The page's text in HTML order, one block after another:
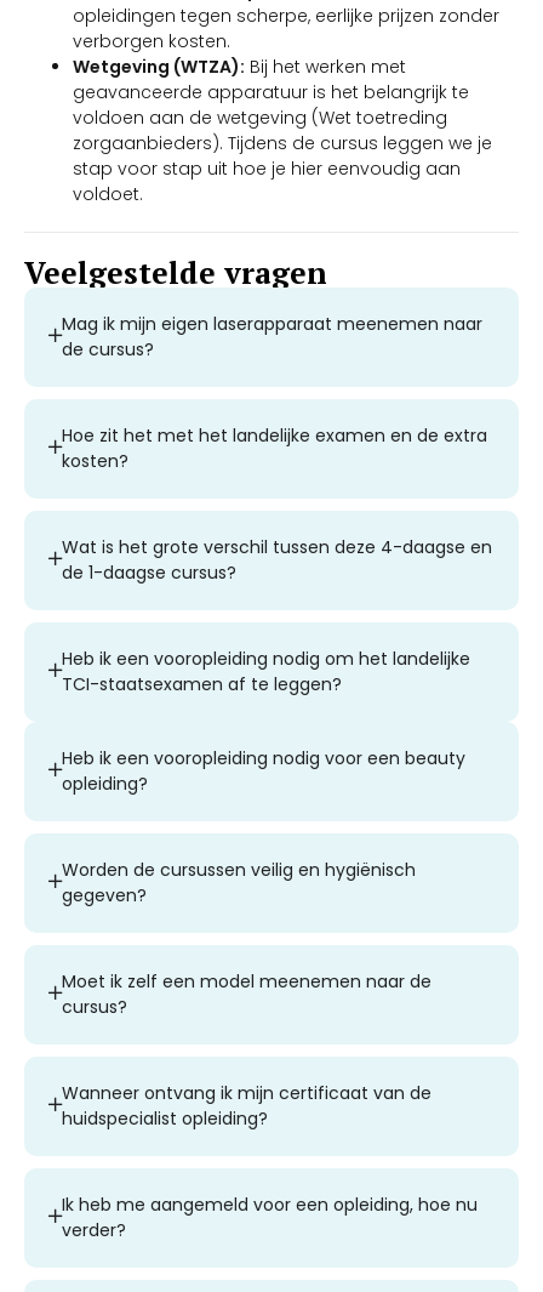
opleidingen tegen scherpe, eerlijke prijzen zonder
verborgen kosten.
Wetgeving (WTZA): Bij het werken met
geavanceerde apparatuur is het belangrijk te
voldoen aan de wetgeving (Wet toetreding
zorgaanbieders). Tijdens de cursus leggen we je
stap voor stap uit hoe je hier eenvoudig aan
voldoet.
Veelgestelde vragen
Mag ik mijn eigen laserapparaat meenemen naar
de cursus?
Hoe zit het met het landelijke examen en de extra
kosten?
Wat is het grote verschil tussen deze 4-daagse en
de 1-daagse cursus?
Heb ik een vooropleiding nodig om het landelijke
TCI-staatsexamen af te leggen?
Heb ik een vooropleiding nodig voor een beauty
opleiding?
Worden de cursussen veilig en hygiënisch
gegeven?
Moet ik zelf een model meenemen naar de
cursus?
Wanneer ontvang ik mijn certificaat van de
huidspecialist opleiding?
Ik heb me aangemeld voor een opleiding, hoe nu
verder?